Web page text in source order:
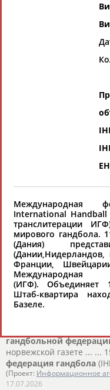
Если вы решили
хорошо известной
организации или
ошибку в уже
0
Ваш запрос:
Документы 1-10 из 38
1
Глава Федерации
возвращение России на
гандбольной
норвежской газете ... ...
федерация гандбола
(Проект: Информационное
17.07.2026
Международная
International Handball
транслитерации
мирового гандбола.
(Дания)
Франции,
(ИГФ). Объединяет
Штаб-квартира
Базеле.